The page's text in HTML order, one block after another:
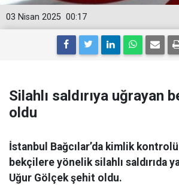
00:17
03 Nisan 2025
Silahlı saldırıya uğrayan
oldu
İstanbul Bağcılar’da kimlik
bekçilere yönelik silahlı saldırıda
Uğur Gölçek şehit oldu.